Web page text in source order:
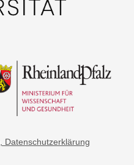
, Datenschutzerklärung